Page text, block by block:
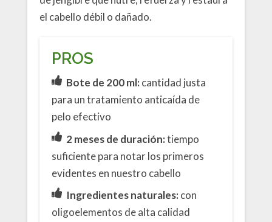
el cabello débil o dañado.
PROS
Bote de 200 ml:cantidad justa
para un tratamiento anticaída de
pelo efectivo
2 meses de duración:tiempo
suficiente para notar los primeros
evidentes en nuestro cabello
Ingredientes naturales:con
oligoelementos de alta calidad